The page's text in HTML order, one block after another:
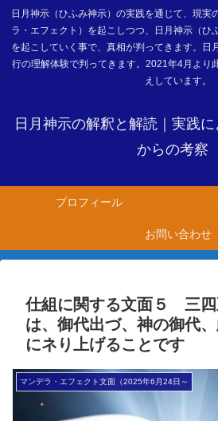
日月神示（ひふみ神示）の実践を通じて、現実
ラ・エフェクト）を起こしつつ、日月神示（ひ
を起こしていく事で、真相が判ってきます。日
行の理解体験で判ってきます。2021年4月より
えしています。
日月神示の解釈と解読｜実践に
からの考察
プロフィール
お問い合わせ
仕組に関する文面５ 三四
は、御代出づ、神の御代
にネり上げることです
マンデラ・エフェクト文面（2025年6月24日～